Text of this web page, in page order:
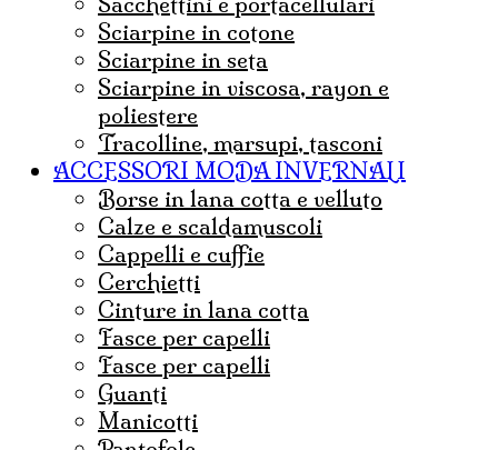
sciarpine in cotone
sciarpine in seta
sciarpine in viscosa, rayon e
poliestere
tracolline, marsupi, tasconi
ACCESSORI MODA INVERNALI
borse in lana cotta e velluto
Calze e scaldamuscoli
cappelli e cuffie
Cerchietti
cinture in lana cotta
fasce per capelli
Fasce per capelli
guanti
Manicotti